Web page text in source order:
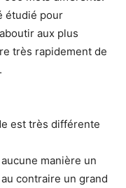
étudié pour
aux plus
très rapidement de
est très différente
manière un
contraire un grand